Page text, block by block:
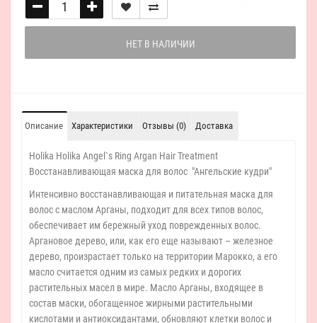
НЕТ В НАЛИЧИИ
Описание Характеристики Отзывы (0) Доставка
Holika Holika Angel`s Ring Argan Hair Treatment
Восстанавливающая маска для волос "Ангельские кудри"
Интенсивно восстанавливающая и питательная маска для
волос с маслом Арганы, подходит для всех типов волос,
обеспечивает им бережный уход поврежденных волос.
Аргановое дерево, или, как его еще называют – железное
дерево, произрастает только на территории Марокко, а его
масло считается одним из самых редких и дорогих
растительных масел в мире. Масло Арганы, входящее в
состав маски, обогащенное жирными растительными
кислотами и антиоксидантами, обновляют клетки волос и